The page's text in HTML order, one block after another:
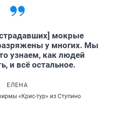
мокрые
у многих. Мы
узнаем, как людей
и всё остальное.
ЕЛЕНА
«Крис-тур» из Ступино